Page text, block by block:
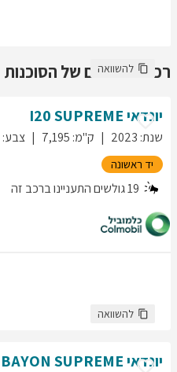
רכבים נוספים של הסוכנות
להשוואה
יונדאי I20SUPREME
שנת:
2023 ק"מ:
7,195 צבע:
יד ראשונה
19גולשים התעניינו ברכב זה
להשוואה
יונדאי BAYON SUPREME